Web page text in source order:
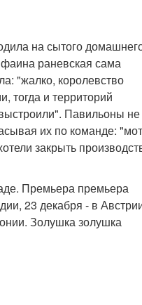
на сытого
раневская сама
"жалко, королевство
тогда и территорий
Павильоны не
их по команде:
закрыть
Премьера премьера
23 декабря - в
Золушка золушка